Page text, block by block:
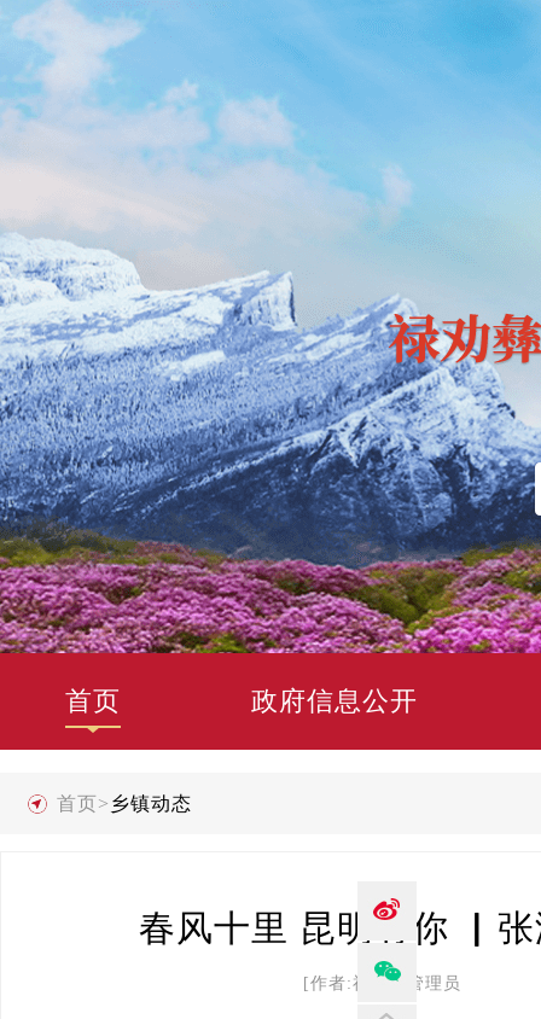
首页 政府信息公开
首页> 乡镇动态
春风十里 昆明有你 ▏张
[作者:禄劝县管理员 发